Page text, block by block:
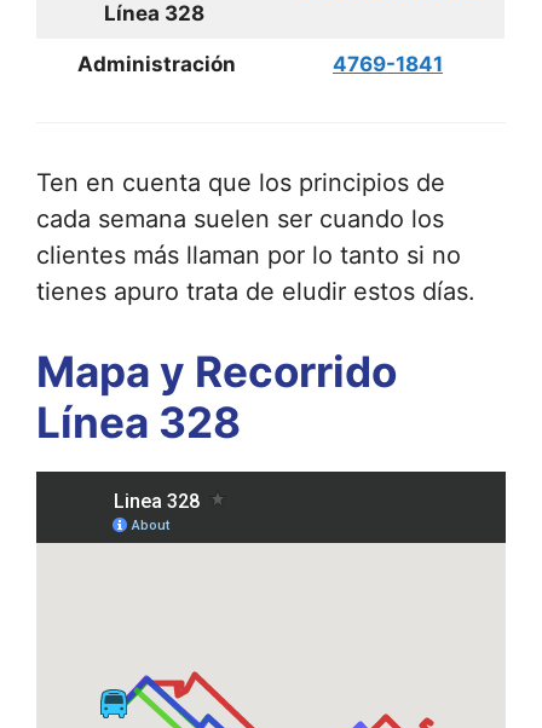
Línea 328
Administración 4769-1841
Ten en cuenta que los principios de
cada semana suelen ser cuando los
clientes más llaman por lo tanto si no
tienes apuro trata de eludir estos días.
Mapa y Recorrido
Línea 328